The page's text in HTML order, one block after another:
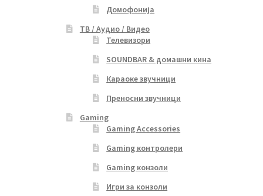
Домофонија
ТВ / Аудио / Видео
Телевизори
SOUNDBAR & домашни кина
Караоке звучници
Преносни звучници
Gaming
Gaming Accessories
Gaming контролери
Gaming конзоли
Игри за конзоли